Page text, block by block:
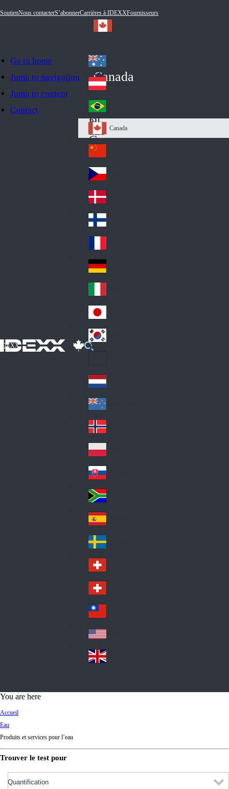
Go to home
Jump to navigation
Jump to content
Contact
SoutienNous contacterS’abonnerCarrières à IDEXXFournisseurs
IDEXX
Canada
Au
str
ali
a
Au
stri
a
Br
azi
l
Ca
na
da
Canada
Ch
ina
Cz
ec
h
De
nm
ark
Fin
d
Fra
nc
e
Ge
an
y
Ital
y
Jap
an
Ko
Lat
in
A
me
ric
a
Ne
the
rla
nd
s
Ne
w
Ze
ala
nd
No
rw
ay
Pol
an
d
Slo
va
kia
So
uth
Af
ric
a
Sp
ain
Sw
ed
en
Sw
itz
erl
an
d
Sw
itz
erl
an
d
wa
n
A
d
You are here
Accueil
Eau
Produits et services pour l’eau
Trouver le test pour